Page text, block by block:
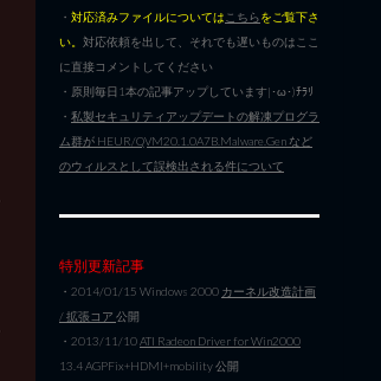
・ 対応済みファイルについては こちらをご覧下さ
い。 対応依頼を出して、それでも遅いものはここ
に直接コメントしてください
・原則毎日1本の記事アップしています|･ω･)ﾁﾗﾘ
・ 私製セキュリティアップデートの解凍プログラ
ム群が HEUR/QVM20.1.0A7B.Malware.Gen など
のウィルスとして誤検出される件について
特別更新記事
・2014/01/15 Windows 2000 カーネル改造計画
/ 拡張コア 公開
・2013/11/10ATI Radeon Driver for Win2000
13.4 AGPFix+HDMI+mobility 公開